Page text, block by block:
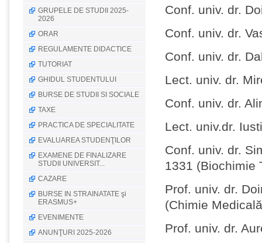
GRUPELE DE STUDII 2025-
2026
ORAR
REGULAMENTE DIDACTICE
TUTORIAT
GHIDUL STUDENTULUI
BURSE DE STUDII SI SOCIALE
TAXE
PRACTICA DE SPECIALITATE
EVALUAREA STUDENŢILOR
EXAMENE DE FINALIZARE
STUDII UNIVERSIT...
CAZARE
BURSE IN STRAINATATE şi
ERASMUS+
EVENIMENTE
ANUNŢURI 2025-2026
Conf. univ. dr.
Conf. univ. dr.
Conf. univ. dr.
Lect. univ. dr.
Conf. univ. dr.
Lect. univ.dr.
Conf. univ. dr.
1331 (Biochimie
Prof. univ. dr.
(Chimie
Prof. univ. dr.